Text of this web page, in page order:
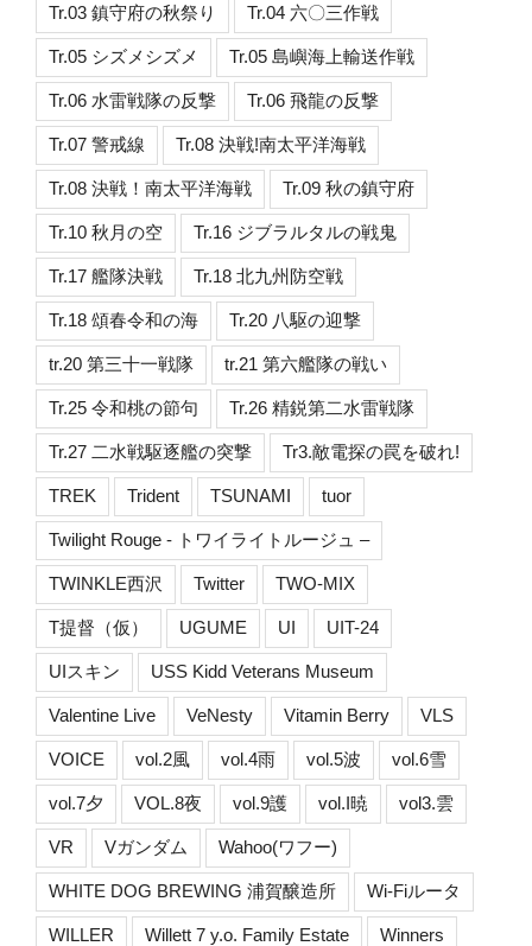
Tr.03 鎮守府の秋祭り Tr.04 六〇三作戦
Tr.05 シズメシズメ Tr.05 島嶼海上輸送作戦
Tr.06 水雷戦隊の反撃 Tr.06 飛龍の反撃
Tr.07 警戒線 Tr.08 決戦!南太平洋海戦
Tr.08 決戦！南太平洋海戦 Tr.09 秋の鎮守府
Tr.10 秋月の空 Tr.16 ジブラルタルの戦鬼
Tr.17 艦隊決戦 Tr.18 北九州防空戦
Tr.18 頌春令和の海 Tr.20 八駆の迎撃
tr.20 第三十一戦隊 tr.21 第六艦隊の戦い
Tr.25 令和桃の節句 Tr.26 精鋭第二水雷戦隊
Tr.27 二水戦駆逐艦の突撃 Tr3.敵電探の罠を破れ!
TREK Trident TSUNAMI tuor
Twilight Rouge - トワイライトルージュ –
TWINKLE西沢 Twitter TWO-MIX
T提督（仮） UGUME UI UIT-24
UIスキン USS Kidd Veterans Museum
Valentine Live VeNesty Vitamin Berry VLS
VOICE vol.2風 vol.4雨 vol.5波 vol.6雪
vol.7夕 VOL.8夜 vol.9護 vol.I暁 vol3.雲
VR Vガンダム Wahoo(ワフー)
WHITE DOG BREWING 浦賀醸造所 Wi-Fiルータ
WILLER Willett 7 y.o. Family Estate Winners